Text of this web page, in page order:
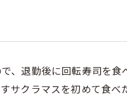
、退勤後に回転寿司を食
サクラマスを初めて食べ